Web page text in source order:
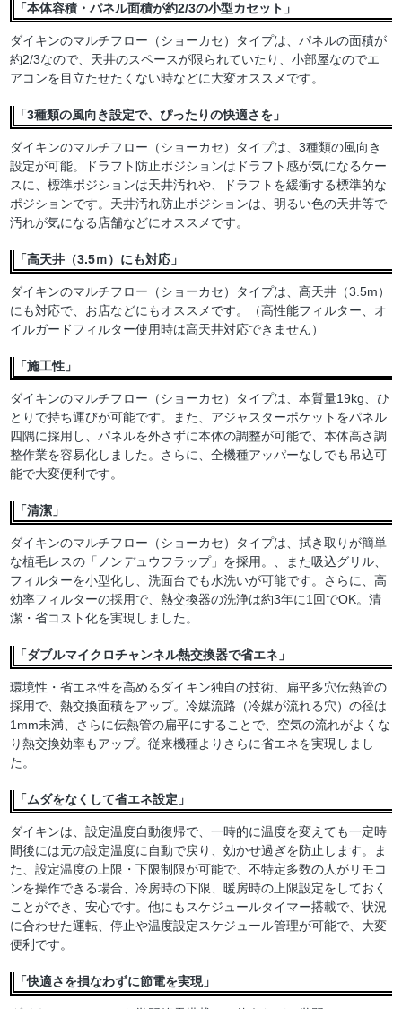
「本体容積・パネル面積が約2/3の小型カセット」
ダイキンのマルチフロー（ショーカセ）タイプは、パネルの面積が
約2/3なので、天井のスペースが限られていたり、小部屋なのでエ
アコンを目立たせたくない時などに大変オススメです。
「3種類の風向き設定で、ぴったりの快適さを」
ダイキンのマルチフロー（ショーカセ）タイプは、3種類の風向き
設定が可能。ドラフト防止ポジションはドラフト感が気になるケー
スに、標準ポジションは天井汚れや、ドラフトを緩衝する標準的な
ポジションです。天井汚れ防止ポジションは、明るい色の天井等で
汚れが気になる店舗などにオススメです。
「高天井（3.5ｍ）にも対応」
ダイキンのマルチフロー（ショーカセ）タイプは、高天井（3.5m）
にも対応で、お店などにもオススメです。（高性能フィルター、オ
イルガードフィルター使用時は高天井対応できません）
「施工性」
ダイキンのマルチフロー（ショーカセ）タイプは、本質量19kg、ひ
とりで持ち運びが可能です。また、アジャスターポケットをパネル
四隅に採用し、パネルを外さずに本体の調整が可能で、本体高さ調
整作業を容易化しました。さらに、全機種アッパーなしでも吊込可
能で大変便利です。
「清潔」
ダイキンのマルチフロー（ショーカセ）タイプは、拭き取りが簡単
な植毛レスの「ノンデュウフラップ」を採用。、また吸込グリル、
フィルターを小型化し、洗面台でも水洗いが可能です。さらに、高
効率フィルターの採用で、熱交換器の洗浄は約3年に1回でOK。清
潔・省コスト化を実現しました。
「ダブルマイクロチャンネル熱交換器で省エネ」
環境性・省エネ性を高めるダイキン独自の技術、扁平多穴伝熱管の
採用で、熱交換面積をアップ。冷媒流路（冷媒が流れる穴）の径は
1mm未満、さらに伝熱管の扁平にすることで、空気の流れがよくな
り熱交換効率もアップ。従来機種よりさらに省エネを実現しまし
た。
「ムダをなくして省エネ設定」
ダイキンは、設定温度自動復帰で、一時的に温度を変えても一定時
間後には元の設定温度に自動で戻り、効かせ過ぎを防止します。ま
た、設定温度の上限・下限制限が可能で、不特定多数の人がリモコ
ンを操作できる場合、冷房時の下限、暖房時の上限設定をしておく
ことができ、安心です。他にもスケジュールタイマー搭載で、状況
に合わせた運転、停止や温度設定スケジュール管理が可能で、大変
便利です。
「快適さを損なわずに節電を実現」